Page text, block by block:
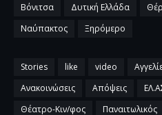
Βόνιτσα
Δυτική Ελλάδα
Ναύπακτος
Ξηρόμερο
Stories like video
Ανακοινώσεις
Απόψεις
Θέατρο-Κιν/φος
Παναιτωλικός